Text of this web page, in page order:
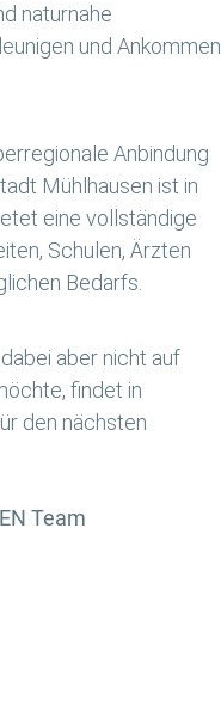
naturnahe
und Ankommen
Anbindung
Mühlhausen ist in
eine vollständige
Schulen, Ärzten
Bedarfs.
aber nicht auf
findet in
den nächsten